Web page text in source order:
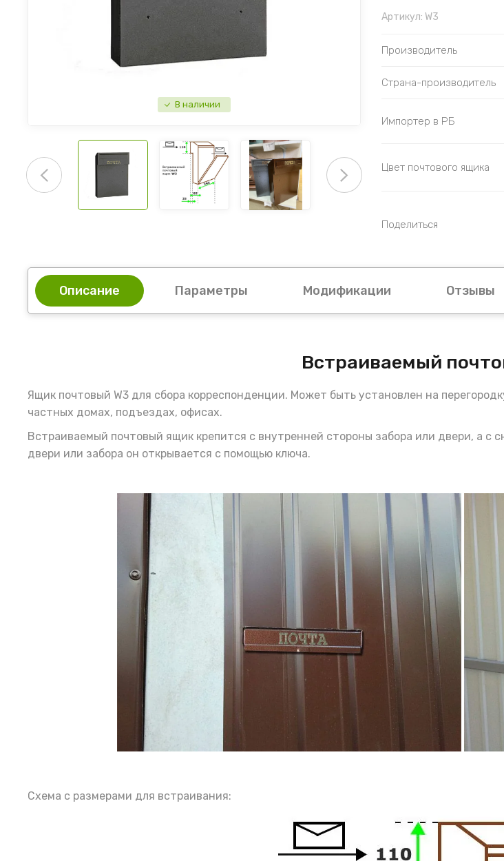
В наличии
Артикул: W3
Производитель
Страна-производитель
Импортер в РБ
Цвет почтового ящика
Поделиться
Описание Параметры Модификации Отзывы
Встраиваемый
Ящик почтовый W3 для сбора корреспонденции. Может быть установлен на
частных домах, подъездах, офисах.
Встраиваемый почтовый ящик крепится с внутренней стороны забора или двери, а с
двери или забора он открывается с помощью ключа.
Схема с размерами для встраивания: